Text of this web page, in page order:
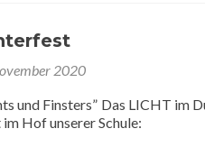
2020
und Finsters” Das LICHT im
Hof unserer Schule: